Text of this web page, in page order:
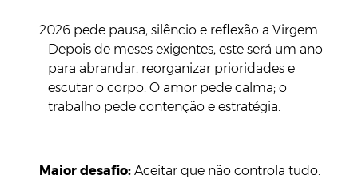
2026 pede pausa, silêncio e reflexão a Virgem.
Depois de meses exigentes, este será um ano
para abrandar, reorganizar prioridades e
escutar o corpo. O amor pede calma; o
trabalho pede contenção e estratégia.
Maior desafio:Aceitar que não controla tudo.